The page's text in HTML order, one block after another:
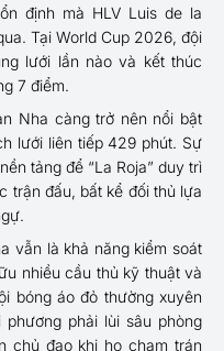
định mà HLV Luis de la
Tại World Cup 2026, đội
lưới lần nào và kết thúc
7 điểm.
Nha càng trở nên nổi bật
lưới liên tiếp 429 phút. Sự
tảng để “La Roja” duy trì
trận đấu, bất kể đối thủ lựa
vẫn là khả năng kiểm soát
nhiều cầu thủ kỹ thuật và
bóng áo đỏ thường xuyên
phải lùi sâu phòng
chủ đạo khi họ chạm trán